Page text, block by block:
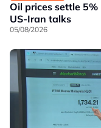
Oil prices settle
US-Iran talks
05/08/2026